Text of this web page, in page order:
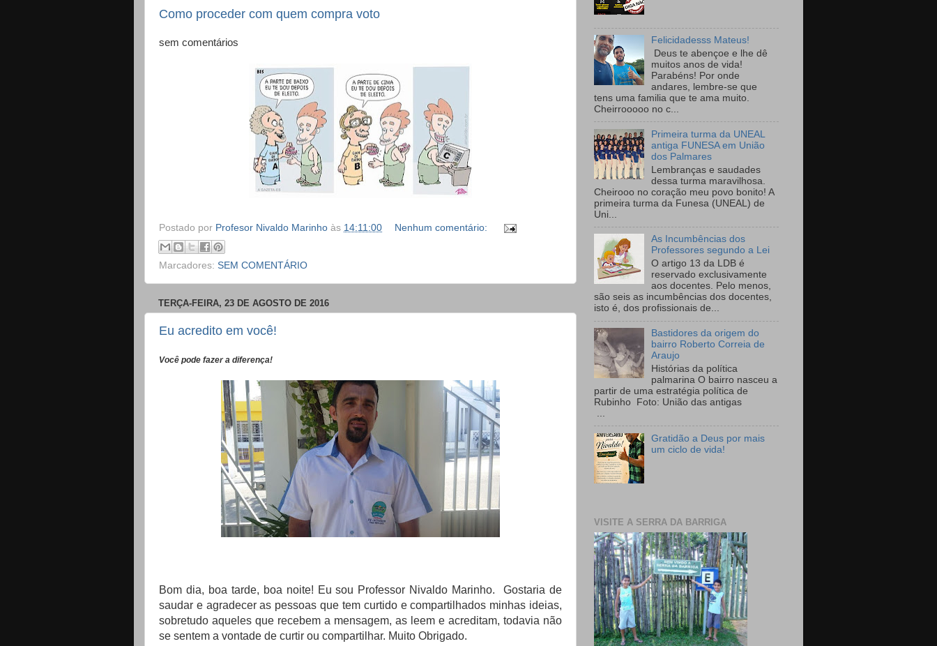
Como proceder com quem compra voto
sem comentários
Postado por Profesor Nivaldo Marinho às 14:11:00 Nenhum comentário:
Marcadores: SEM COMENTÁRIO
TERÇA-FEIRA, 23 DE AGOSTO DE 2016
Eu acredito em você!
Você pode fazer a diferença!
Bom dia, boa tarde, boa noite! Eu sou Professor Nivaldo Marinho. Gostaria de
saudar e agradecer as pessoas que tem curtido e compartilhados minhas ideias,
sobretudo aqueles que recebem a mensagem, as leem e acreditam, todavia não
se sentem a vontade de curtir ou compartilhar. Muito Obrigado.
Felicidadesss Mateus!
Deus te abençoe e lhe dê
muitos anos de vida!
Parabéns! Por onde
andares, lembre-se que
tens uma familia que te ama muito.
Cheirrooooo no c...
Primeira turma da UNEAL
antiga FUNESA em União
dos Palmares
Lembranças e saudades
dessa turma maravilhosa.
Cheirooo no coração meu povo bonito! A
primeira turma da Funesa (UNEAL) de
Uni...
As Incumbências dos
Professores segundo a Lei
O artigo 13 da LDB é
reservado exclusivamente
aos docentes. Pelo menos,
são seis as incumbências dos docentes,
isto é, dos profissionais de...
Bastidores da origem do
bairro Roberto Correia de
Araujo
Histórias da política
palmarina O bairro nasceu a
partir de uma estratégia política de
Rubinho Foto: União das antigas
Gratidão a Deus por mais
um ciclo de vida!
VISITE A SERRA DA BARRIGA